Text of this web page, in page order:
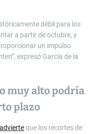
débil para los
a partir de octubre, y
un impulso
expresó García de la
muy alto podría
plazo
advierteque los recortes de